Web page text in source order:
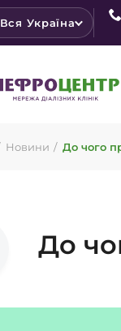
Вся Україна
Новини До чого
До